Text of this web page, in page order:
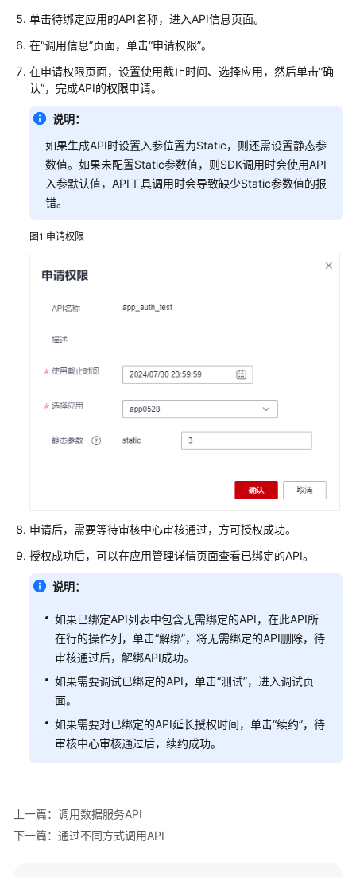
购
买
并
置
Studio
授
权
用
户
用
Studio
管
心
数
作
数
据
（离
作
业）
时
作
单击待绑定应用的API名称，进入API信息页面。
在“调用信息”页面，单击“申请权限”。
在申请权限页面，设置使用截止时间、选择应用，然后单击“确
认”，完成API的权限申请。
说明：
如果生成API时设置入参位置为Static，则还需设置静态参
数值。如果未配置Static参数值，则SDK调用时会使用API
入参默认值，API工具调用时会导致缺少Static参数值的报
错。
图1 申请权限
申请后，需要等待审核中心审核通过，方可授权成功。
授权成功后，可以在应用管理详情页面查看已绑定的API。
说明：
如果已绑定API列表中包含无需绑定的API，在此API所
在行的操作列，单击“解绑”，将无需绑定的API删除，待
审核通过后，解绑API成功。
如果需要调试已绑定的API，单击“测试”，进入调试页
面。
如果需要对已绑定的API延长授权时间，单击“续约”，待
审核中心审核通过后，续约成功。
上一篇：调用数据服务API
下一篇：通过不同方式调用API